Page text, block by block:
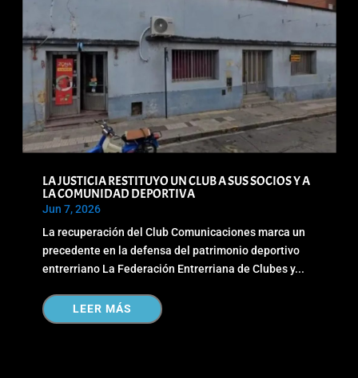
LA JUSTICIA RESTITUYO UN CLUB A SUS SOCIOS Y A
LA COMUNIDAD DEPORTIVA
Jun 7, 2026
La recuperación del Club Comunicaciones marca un
precedente en la defensa del patrimonio deportivo
entrerriano La Federación Entrerriana de Clubes y...
LEER MÁS